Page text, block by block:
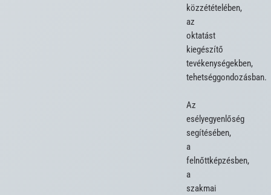
közzétételében,
az
oktatást
kiegészítő
tevékenységekben,
tehetséggondozásban.
Az
esélyegyenlőség
segítésében,
a
felnőttképzésben,
a
szakmai